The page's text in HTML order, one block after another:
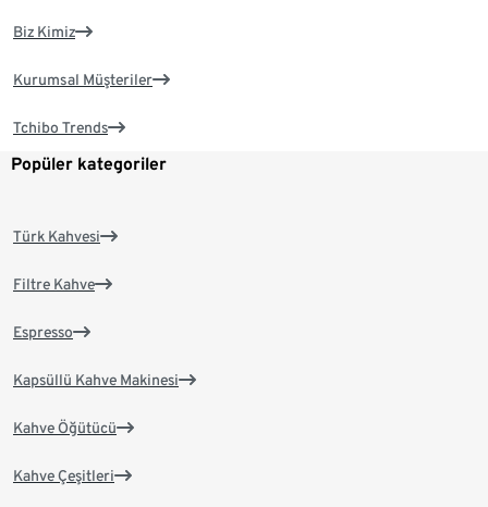
Biz Kimiz
Kurumsal Müşteriler
Tchibo Trends
Popüler kategoriler
Türk Kahvesi
Filtre Kahve
Espresso
Kapsüllü Kahve Makinesi
Kahve Öğütücü
Kahve Çeşitleri